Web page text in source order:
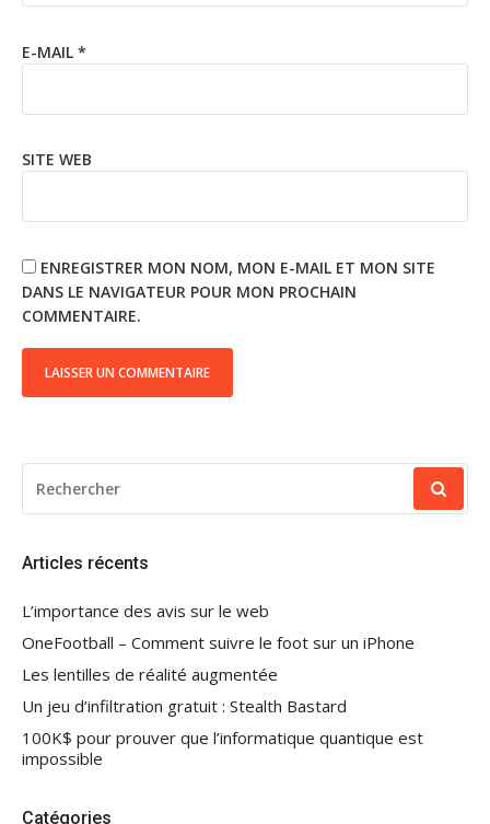
E-MAIL *
SITE WEB
ENREGISTRER MON NOM, MON E-MAIL ET MON SITE
DANS LE NAVIGATEUR POUR MON PROCHAIN
COMMENTAIRE.
POUR
:
Articles récents
L’importance des avis sur le web
OneFootball – Comment suivre le foot sur un iPhone
Les lentilles de réalité augmentée
Un jeu d’infiltration gratuit : Stealth Bastard
100K$ pour prouver que l’informatique quantique est
impossible
Catégories